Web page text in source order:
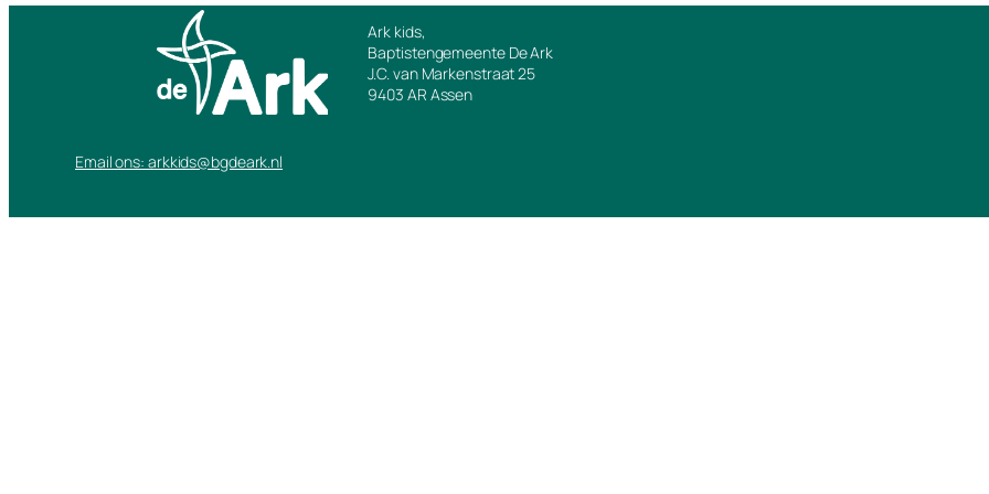
Ark kids,
Baptistengemeente De Ark
J.C. van Markenstraat 25
9403 AR Assen
Email ons: arkkids@bgdeark.nl